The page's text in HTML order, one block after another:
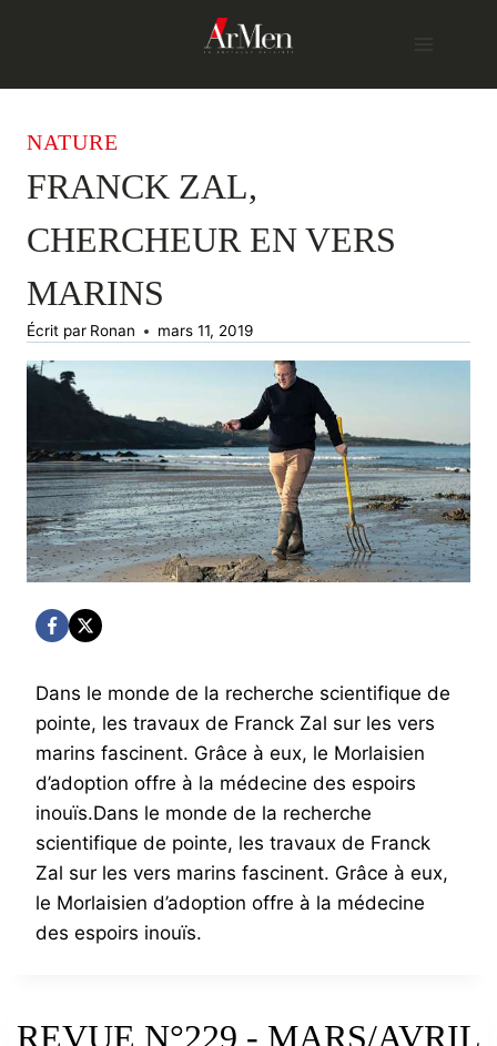
NATURE
FRANCK ZAL,
CHERCHEUR EN VERS
MARINS
Écrit par Ronan mars 11, 2019
Dans le monde de la recherche scientifique de
pointe, les travaux de Franck Zal sur les vers
marins fascinent. Grâce à eux, le Morlaisien
d’adoption offre à la médecine des espoirs
inouïs.Dans le monde de la recherche
scientifique de pointe, les travaux de Franck
Zal sur les vers marins fascinent. Grâce à eux,
le Morlaisien d’adoption offre à la médecine
des espoirs inouïs.
REVUE N°229 - MARS/AVRIL